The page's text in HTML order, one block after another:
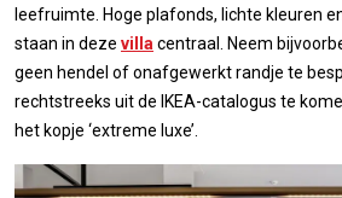
leefruimte. Hoge plafonds, lichte kleuren
staan in deze villa centraal. Neem
geen hendel of onafgewerkt randje te
rechtstreeks uit de IKEA-catalogus te
het kopje ‘extreme luxe’.